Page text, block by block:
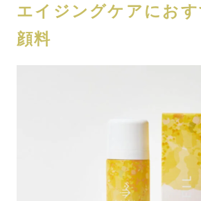
エイジングケアにお
顔料